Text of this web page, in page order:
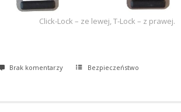
Click-Lock – ze lewej, T-Lock – z prawej.
Brak komentarzy
Bezpieczeństwo